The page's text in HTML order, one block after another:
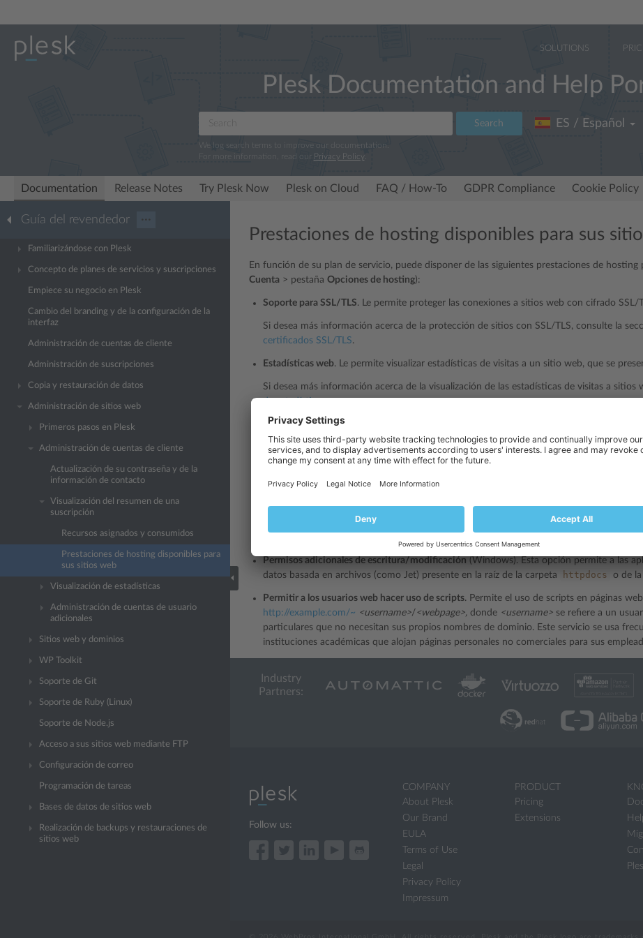
SOLUTIONS
Plesk Documentation and Help
Search
We log search terms to improve our documentation.
For more information, read our Privacy Policy.
ES / Español
Documentation Release Notes Try Plesk Now Plesk on Cloud FAQ / How-To GDPR Compliance Cookie Policy
Guía del revendedor ···
Familiarizándose con Plesk
Concepto de planes de servicios y suscripciones
Empiece su negocio en Plesk
Cambio del branding y de la configuración de la
interfaz
Administración de cuentas de cliente
Administración de suscripciones
Copia y restauración de datos
Administración de sitios web
Primeros pasos en Plesk
Administración de cuentas de cliente
Actualización de su contraseña y de la
información de contacto
Visualización del resumen de una
suscripción
Recursos asignados y consumidos
Prestaciones de hosting disponibles para
sus sitios web
Visualización de estadísticas
Administración de cuentas de usuario
adicionales
Sitios web y dominios
WP Toolkit
Soporte de Git
Soporte de Ruby (Linux)
Soporte de Node.js
Acceso a sus sitios web mediante FTP
Configuración de correo
Programación de tareas
Bases de datos de sitios web
Realización de backups y restauraciones de
sitios web
Prestaciones de hosting disponibles para sus
En función de su plan de servicio, puede disponer de las siguientes prestaciones de hosting
Cuenta > pestaña Opciones de hosting):
Soporte para SSL/TLS. Le permite proteger las conexiones a sitios web con cifrado SSL/
Si desea más información acerca de la protección de sitios con SSL/TLS, consulte la
certificados SSL/TLS.
Estadísticas web. Le permite visualizar estadísticas de visitas a un sitio web, que se
Si desea más información acerca de la visualización de las estadísticas de visitas a sitios
Documentos de error personalizados
. Le permite crear páginas HTML personalizadas y
muestre estas páginas en vez de mostrar los mensajes de error típicos, como puede ser
Si desea más información acerca de la creación de documentos de error
, como por ejemplo PHP, CGI, Perl,
Grupo de aplicaciones IIS dedicado
(Windows). Esta opción proporciona aislamiento y
Permisos adicionales de escritura/modificación (Windows). Esta opción permite a las
datos basada en archivos (como Jet) presente en la raíz de la carpeta
httpdocs o de
Permitir a los usuarios web hacer uso de scripts. Permite el uso de scripts en páginas
http://example.com/~ <username>/ <webpage>, donde <username> se refiere a un
particulares que no necesitan sus propios nombres de dominio. Este servicio se usa
instituciones académicas que alojan páginas personales no comerciales para sus
Industry
Partners:
Follow us:
COMPANY
About Plesk
Our Brand
EULA
Terms of Use
Legal
Privacy Policy
Impressum
PRODUCT
Pricing
Extensions